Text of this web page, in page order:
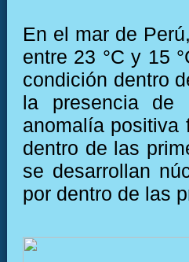
En el mar de
entre 23 °C y 15
condición dentro
la presencia de
anomalía positiva
dentro de las
se desarrollan
por dentro de las